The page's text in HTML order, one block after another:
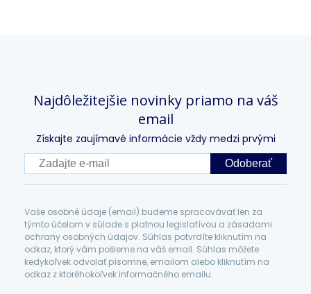
Najdôležitejšie novinky priamo na váš
email
Získajte zaujímavé informácie vždy medzi prvými
Odoberať
Vaše osobné údaje (email) budeme spracovávať len za
týmto účelom v súlade s platnou legislatívou a zásadami
ochrany osobných údajov. Súhlas potvrdíte kliknutím na
odkaz, ktorý vám pošleme na váš email. Súhlas môžete
kedykoľvek odvolať písomne, emailom alebo kliknutím na
odkaz z ktoréhokoľvek informačného emailu.